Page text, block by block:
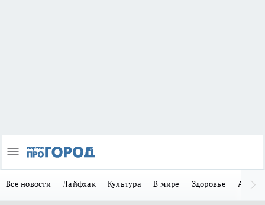
Все новости Лайфхак Культура В мире Здоровье Авто